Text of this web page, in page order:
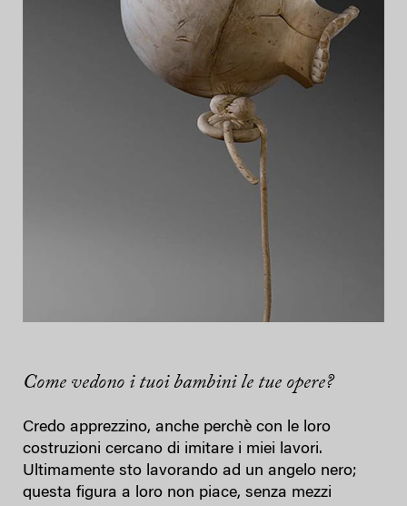
Come vedono i tuoi bambini le tue opere?
Credo apprezzino, anche perchè con le loro
costruzioni cercano di imitare i miei lavori.
Ultimamente sto lavorando ad un angelo nero;
questa figura a loro non piace, senza mezzi